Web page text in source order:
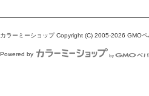
カラーミーショップCopyright (C) 2005-2026 GMOペ
Powered by